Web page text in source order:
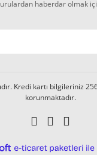
haberdar olmak
Kredi kartı bilgileriniz
korunmaktadır.
ideasoft
e-